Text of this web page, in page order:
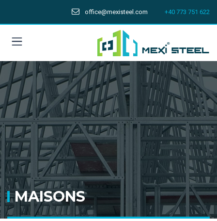
office@mexisteel.com +40 773 751 622
MAISONS